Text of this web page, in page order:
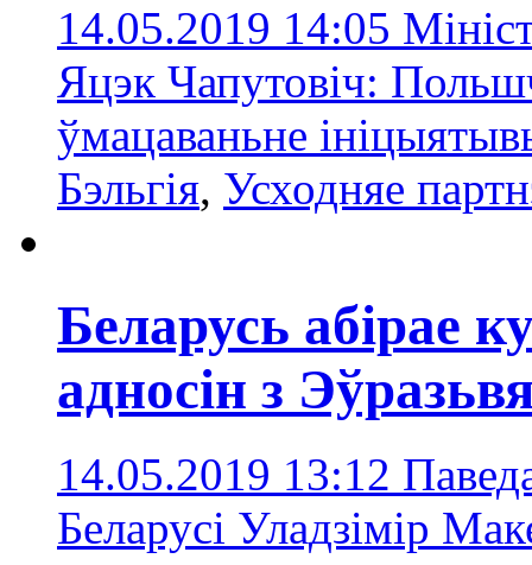
14.05.2019 14:05
Яцэк Чапутовіч:
ўмацаваньне
Бэльгія, Усходняе
Беларусь абірае
адносін з
14.05.2019 13:12
Беларусі Уладзімір